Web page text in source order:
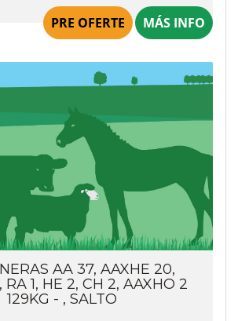
PRE OFERTE MÁS INFO
AA 37, AAXHE 20,
RA 1, HE 2, CH 2, AAXHO 2
129KG - , SALTO